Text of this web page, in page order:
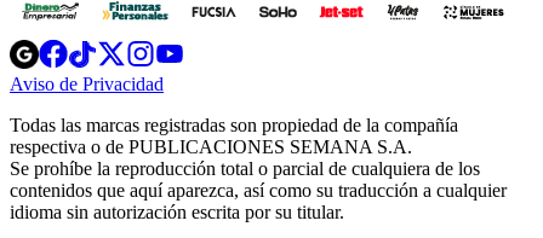
Opens
in
new
Opens
in
new
Opens
in
new
window
Opens
new
windowwindow
Aviso de Privacidad
new
window
Todas las marcas registradas son propiedad de la compañía
respectiva o de PUBLICACIONES SEMANA S.A.
Se prohíbe la reproducción total o parcial de cualquiera de los
contenidos que aquí aparezca, así como su traducción a cualquier
idioma sin autorización escrita por su titular.